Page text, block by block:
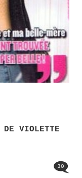
VIOLETTE
30